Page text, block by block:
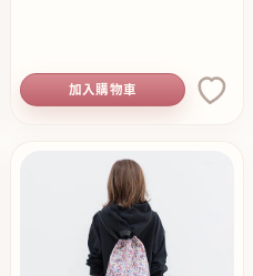
加入購物車